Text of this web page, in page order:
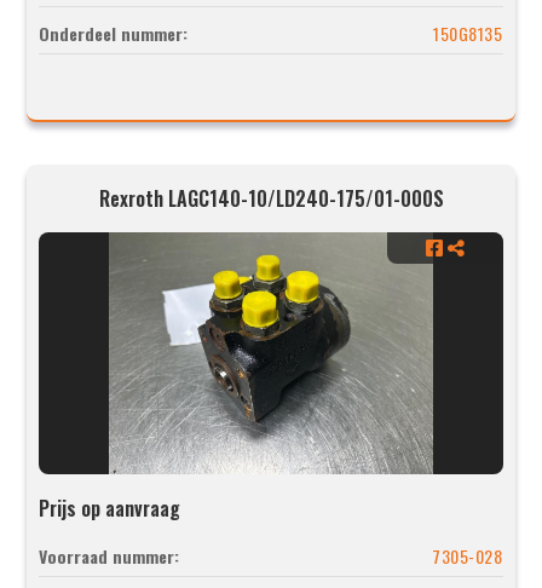
Onderdeel nummer:
150G8135
Rexroth LAGC140-10/LD240-175/01-000S
Prijs op aanvraag
Voorraad nummer:
7305-028